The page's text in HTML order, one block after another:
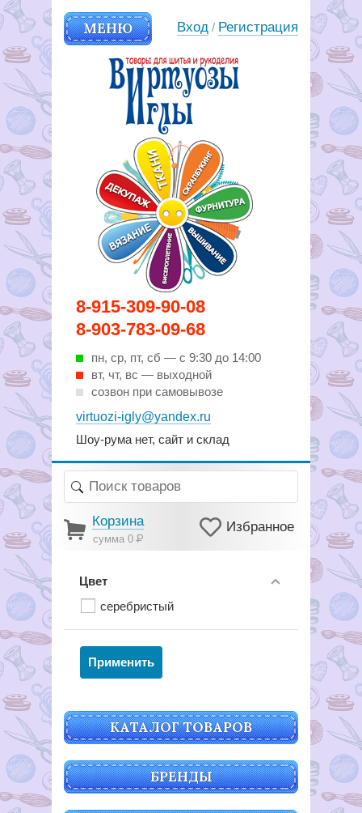
8-915-309-90-08
8-903-783-09-68
пн, ср, пт, cб — с 9:30 до 14:00
вт, чт, вс — выходной
созвон при самовывозе
virtuozi-igly@yandex.ru
Шоу-рума нет, сайт и склад
МЕНЮ
Вирутозы иглы. Товары для
шитья и рукоделья
Вход / Регистрация
Корзина
сумма 0Р
Избранное
Цвет
серебристый
КАТАЛОГ ТОВАРОВ
БРЕНДЫ